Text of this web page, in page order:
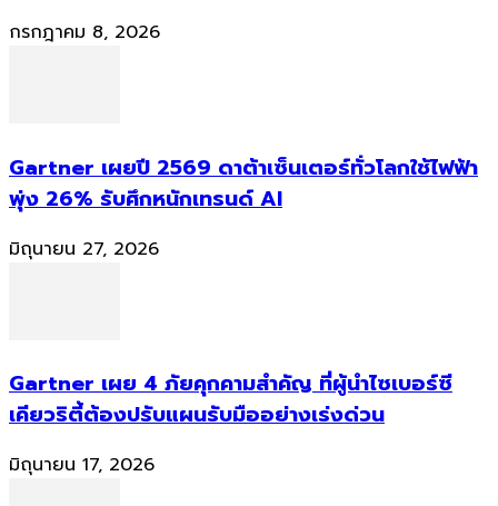
กรกฎาคม 8, 2026
Gartner เผยปี 2569 ดาต้าเซ็นเตอร์ทั่วโลกใช้ไฟฟ้า
พุ่ง 26% รับศึกหนักเทรนด์ AI
มิถุนายน 27, 2026
Gartner เผย 4 ภัยคุกคามสำคัญ ที่ผู้นำไซเบอร์ซี
เคียวริตี้ต้องปรับแผนรับมืออย่างเร่งด่วน
มิถุนายน 17, 2026